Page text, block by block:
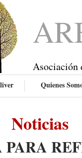
Asociación
Quienes
Noticias
PARA